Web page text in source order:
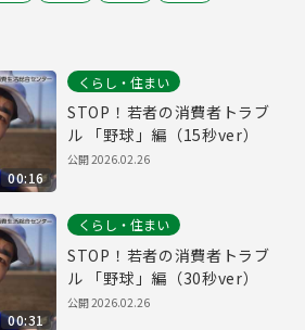
00:16
くらし・住まい
STOP！若者の消費者トラブ
ル 「野球」編（15秒ver）
公開2026.02.26
00:31
くらし・住まい
STOP！若者の消費者トラブ
ル 「野球」編（30秒ver）
公開2026.02.26